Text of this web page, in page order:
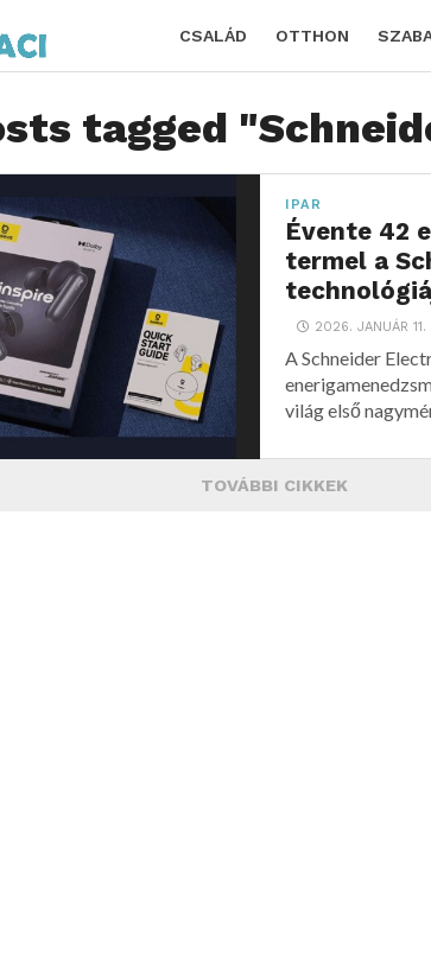
CSALÁD OTTHON
tagged
IPAR
Évente 42
termel a
2026. JANUÁR 11.
A Schneider
világ első
TOVÁBBI CIKKEK